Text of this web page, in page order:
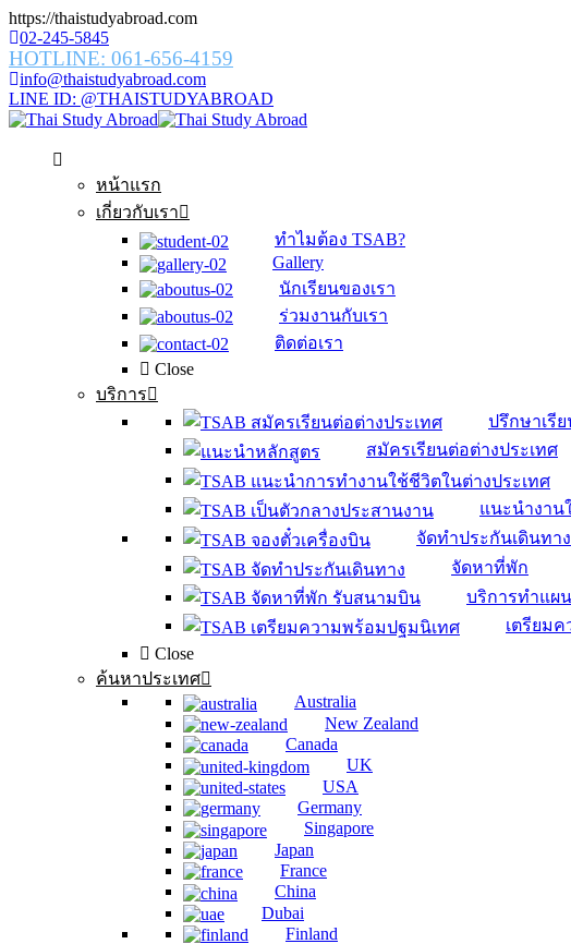
https://thaistudyabroad.com
02-245-5845
HOTLINE: 061-656-4159
info@thaistudyabroad.com
LINE ID: @THAISTUDYABROAD
หน้าแรก
เกี่ยวกับเรา
ทำไมต้อง TSAB?
Gallery
นักเรียนของเรา
ร่วมงานกับเรา
ติดต่อเรา
Close
บริการ
ปรึกษาเรี
สมัครเรียนต่อต่างประเทศ
แนะนำงาน
จัดทำประกันเดินทาง
จัดหาที่พัก
บริการทำแผ
เตรียม
Close
ค้นหาประเทศ
Australia
New Zealand
Canada
UK
USA
Germany
Singapore
Japan
France
China
Dubai
Finland